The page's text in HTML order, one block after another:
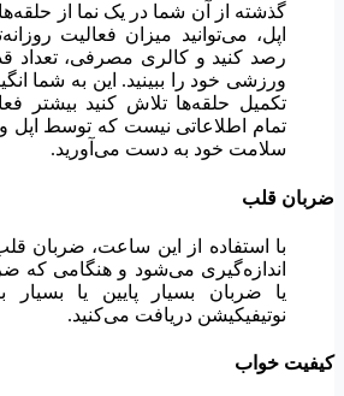
گذشته از آن شما در یک نما از
اپل، می‌توانید میزان فعالیت
رصد کنید و کالری مصرفی،
ورزشی خود را ببینید. این به شما
تکمیل حلقه‌ها تلاش کنید بیشتر
سلامت خود به دست می‌آورید.
ضربان قلب
با استفاده از این ساعت، ضربان
اندازه‌گیری می‌شود و هنگامی که
یا ضربان بسیار پایین یا بسیار
نوتیفیکیشن دریافت می‌کنید.
کیفیت خواب